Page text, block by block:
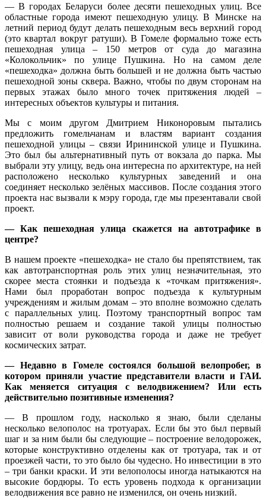
— В городах Беларуси более десяти пешеходных улиц. Все
областные города имеют пешеходную улицу. В Минске на
летний период будут делать пешеходным весь верхний город
(это квартал вокруг ратуши). В Гомеле формально тоже есть
пешеходная улица – 150 метров от суда до магазина
«Колокольчик» по улице Пушкина. Но на самом деле
«пешеходка» должна быть большей и не должна быть частью
пешеходной зоны сквера. Важно, чтобы по двум сторонам на
первых этажах было много точек притяжения людей –
интересных объектов культуры и питания.
Мы с моим другом Дмитрием Никоноровым пытались
предложить гомельчанам и властям вариант создания
пешеходной улицы – связи Ирининской улице и Пушкина.
Это был бы альтернативный путь от вокзала до парка. Мы
выбрали эту улицу, ведь она интересна по архитектуре, на ней
расположено несколько культурных заведений и она
соединяет несколько зелёных массивов. После создания этого
проекта нас вызвали к мэру города, где мы презентавали свой
проект.
— Как пешеходная улица скажется на автотрафике в
центре?
В нашем проекте «пешеходка» не стало бы препятствием, так
как автотранспортная роль этих улиц незначительная, это
скорее места стоянки и подъезда к «точкам притяжения».
Нами был проработан вопрос подъезда к культурным
учреждениям и жилым домам – это вполне возможно сделать
с параллельных улиц. Поэтому транспортный вопрос там
полностью решаем и создание такой улицы полностью
зависит от воли руководства города и даже не требует
космических затрат.
— Недавно в Гомеле состоялся большой велопробег, в
котором приняли участие представители власти и ГАИ.
Как меняется ситуация с велодвижением? Или есть
действительно позитивные изменения?
— В прошлом году, насколько я знаю, были сделаны
несколько велополос на тротуарах. Если бы это был первый
шаг и за ним были бы следующие – построение велодорожек,
которые конструктивно отделены как от тротуара, так и от
проезжей части, то это было бы чудесно. Но инвестиции в это
– три банки краски. И эти велополосы иногда натыкаются на
высокие бордюры. То есть уровень подхода к организации
велодвижения все равно не изменился, он очень низкий.